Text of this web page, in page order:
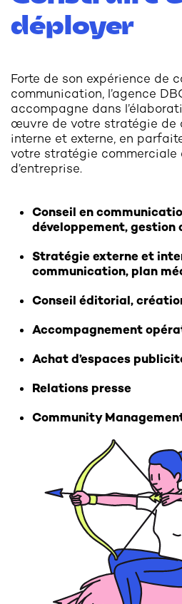
déployer
Forte de son expérience de
communication, l’agence
accompagne dans
œuvre de votre stratégie de
interne et externe, en
votre stratégie commerciale
d’entreprise.
Conseil en
développement, gestion
Stratégie externe et
communication, plan
Conseil éditorial,
Accompagnement
Achat d’espaces
Relations presse
Community